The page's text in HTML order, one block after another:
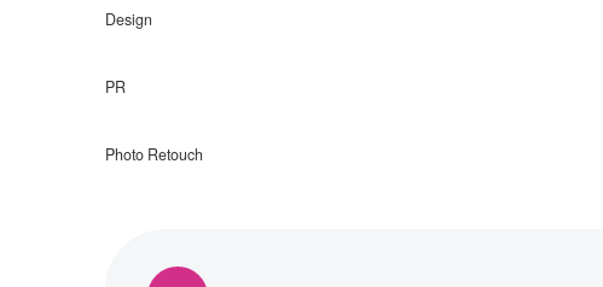
Design
PR
Photo Retouch